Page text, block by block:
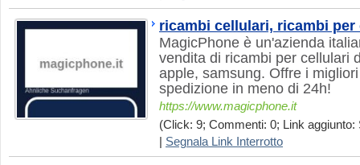
ricambi cellulari, ricambi per
MagicPhone è un'azienda
vendita di ricambi per cellulari
apple, samsung. Offre i
spedizione in meno di 24h!
https://www.magicphone.it
(Click: 9; Commenti: 0; Link aggiunto:
Segnala Link Interrotto